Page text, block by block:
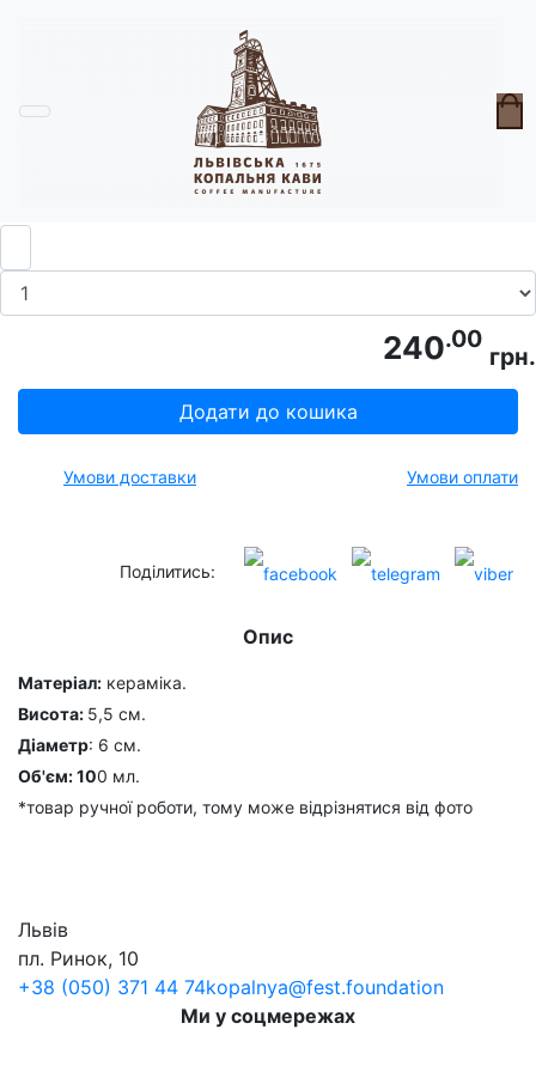
Горнятко крапки (мале)
240.00
грн.
Додати до кошика
Умови доставки Умови оплати
Поділитись:
Опис
Матеріал: кераміка.
Висота: 5,5 см.
Діаметр: 6 см.
Об'єм: 100 мл.
*товар ручної роботи, тому може відрізнятися від фото
Львів
пл. Ринок, 10
+38 (050) 371 44 74kopalnya@fest.foundation
Ми у соцмережах